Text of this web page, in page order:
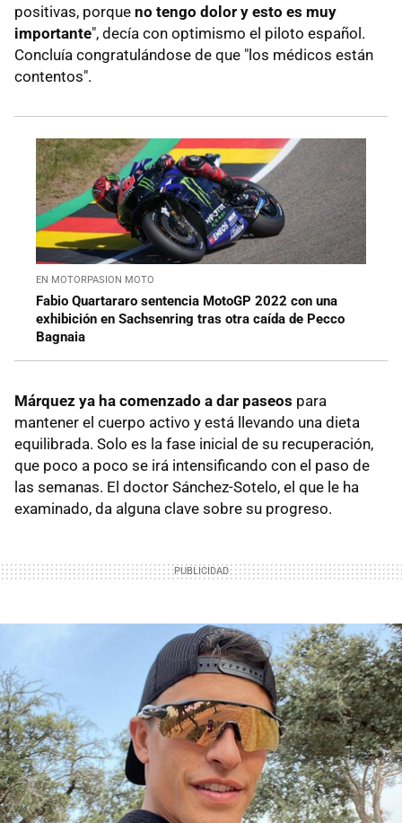
positivas, porque no tengo dolor y esto es muy
importante", decía con optimismo el piloto español.
Concluía congratulándose de que "los médicos están
contentos".
EN MOTORPASION MOTO
Fabio Quartararo sentencia MotoGP 2022 con una
exhibición en Sachsenring tras otra caída de Pecco
Bagnaia
Márquez ya ha comenzado a dar paseos para
mantener el cuerpo activo y está llevando una dieta
equilibrada. Solo es la fase inicial de su recuperación,
que poco a poco se irá intensificando con el paso de
las semanas. El doctor Sánchez-Sotelo, el que le ha
examinado, da alguna clave sobre su progreso.